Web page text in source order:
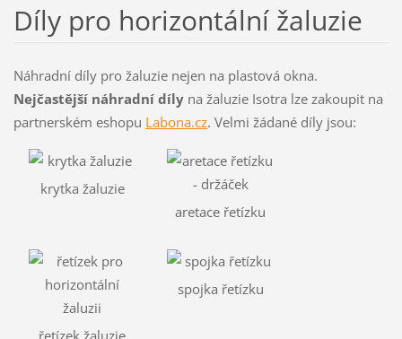
Díly pro horizontální žaluzie
Náhradní díly pro žaluzie nejen na plastová okna.
Nejčastější náhradní dílyna žaluzie Isotra lze zakoupit na
partnerském eshopu Labona.cz. Velmi žádané díly jsou:
krytka žaluzie
aretace řetízku
řetízek žaluzie
spojka řetízku